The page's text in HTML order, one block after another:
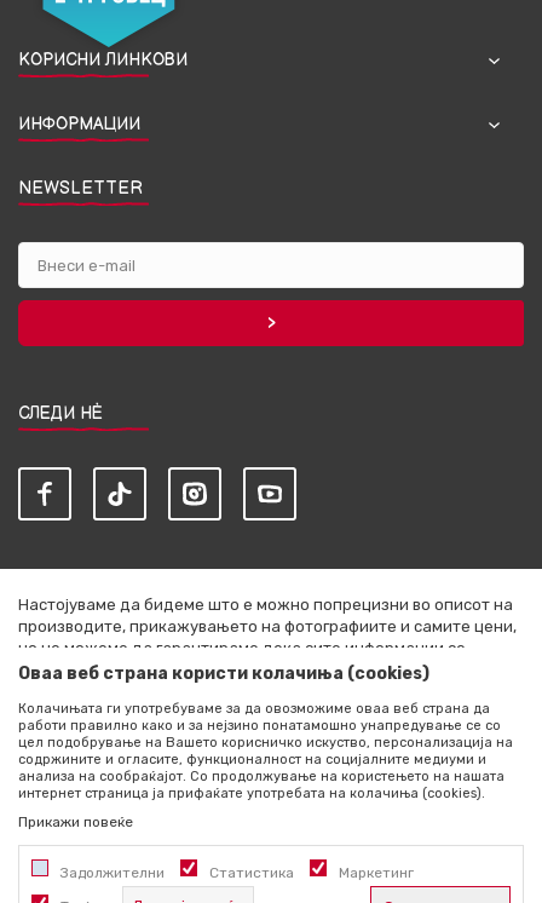
КОРИСНИ ЛИНКОВИ
ИНФОРМАЦИИ
NEWSLETTER
СЛЕДИ НЀ
Настојуваме да бидеме што е можно попрецизни во описот на
производите, прикажувањето на фотографиите и самите цени,
но не можеме да гарантираме дека сите информации се
комплетни и без грешки. Сите артикли прикажани на сајтот се
секој момент. Расположливоста на производите можете да ја
проверите со повик на +389 76 444 490
©2026 literatura.mk, Изработено одNB SOFT. Сите права
задржани.
Оваа веб страна користи колачиња (cookies)
Колачињата ги употребуваме за да овозможиме оваа веб страна да
работи правилно како и за нејзино понатамошно унапредување се со
цел подобрување на Вашето корисничко искуство, персонализација на
содржините и огласите, функционалност на социјалните медиуми и
анализа на сообраќајот. Со продолжување на користењето на нашата
интернет страница ја прифаќате употребата на колачиња (cookies).
Прикажи повеќе
Задолжителни Статистика Маркетинг